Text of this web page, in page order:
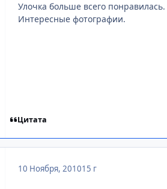
Улочка больше всего
Интересные фотографии.
Цитата
10 Ноября, 201015 г